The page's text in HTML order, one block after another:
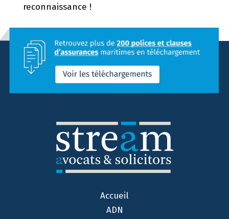
reconnaissance !
Accueil
ADN